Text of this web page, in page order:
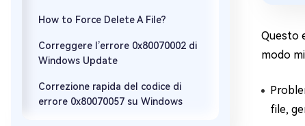
How to Force Delete A File?
Correggere l’errore 0x80070002 di
Windows Update
Correzione rapida del codice di
errore 0x80070057 su Windows
Questo
modo
file,